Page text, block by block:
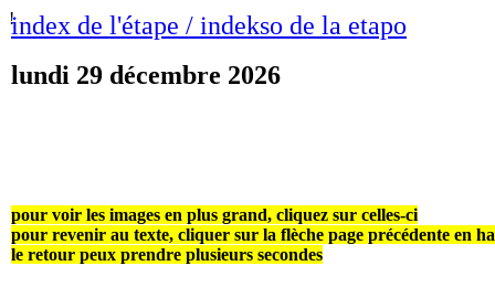
!index de l'étape / indekso de la etapo
lundi 29 décembre 2026
pour voir les images en plus grand, cliquez sur celles-ci
pour revenir au texte, cliquer sur la flèche page précédente en
le retour peux prendre plusieurs secondes